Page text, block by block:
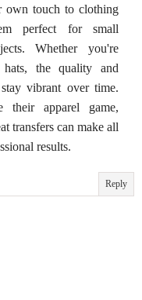
own touch to clothing
perfect for small
Whether you're
hats, the quality and
vibrant over time.
their apparel game,
transfers can make all
results.
Reply